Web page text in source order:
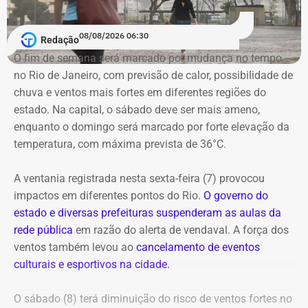
gostou da experiência. Em 21 de fevereiro, ele foi de novo
nomeado na prefeitura, dessa vez, na Secretaria
Municipal de Assistência Social e Direitos Humanos.
E com data retroativa: valendo a partir de 1º de janeiro.
Em outubro do mesmo ano, foi a vez de o próprio André
Marinho pedir para sair.
A exoneração, assinada no dia 23, encerrou a passagem
Redação08/08/2026 06:30
O fim de semana será marcado por mudança no tempo
no Rio de Janeiro, com previsão de calor, possibilidade de
chuva e ventos mais fortes em diferentes regiões do
estado. Na capital, o sábado deve ser mais ameno,
enquanto o domingo será marcado por forte elevação da
temperatura, com máxima prevista de 36°C.
A ventania registrada nesta sexta-feira (7) provocou
impactos em diferentes pontos do Rio. O governo do
estado e diversas prefeituras suspenderam as aulas da
rede pública em razão do alerta de vendaval. A força dos
ventos também levou ao cancelamento de eventos
culturais e esportivos na cidade.
O sábado (8) terá diminuição do risco de ventos fortes no